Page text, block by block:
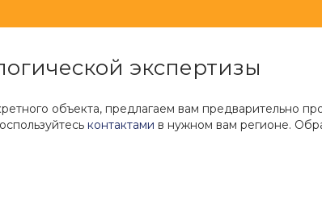
экспертизы
объекта, предлагаем вам предварительно
контактами в нужном вам регионе.